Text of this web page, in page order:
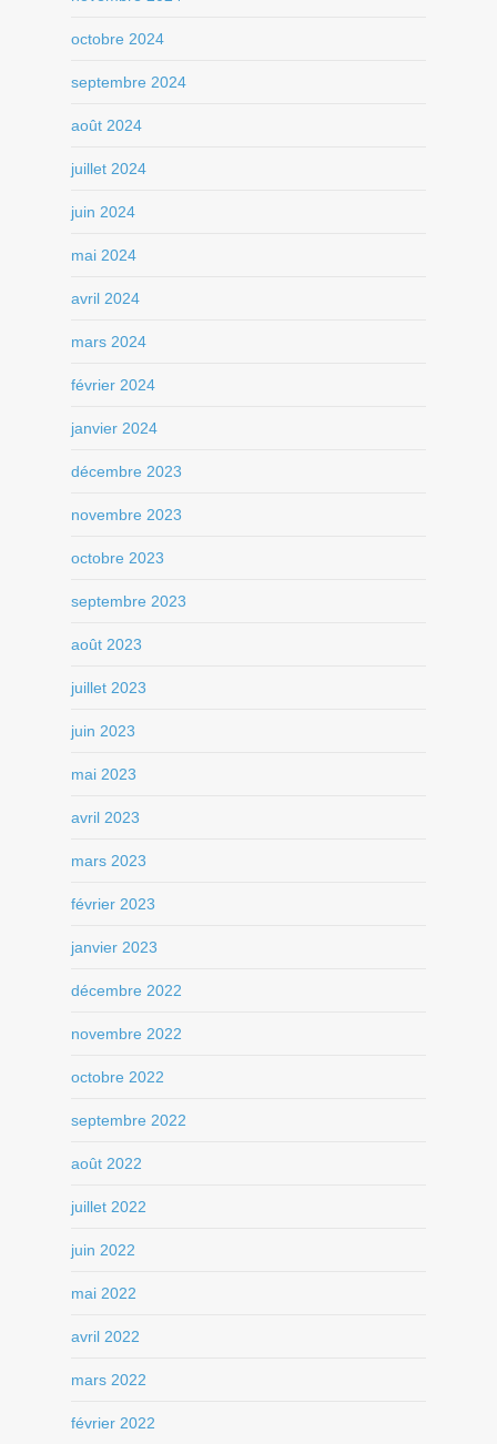
octobre 2024
septembre 2024
août 2024
juillet 2024
juin 2024
mai 2024
avril 2024
mars 2024
février 2024
janvier 2024
décembre 2023
novembre 2023
octobre 2023
septembre 2023
août 2023
juillet 2023
juin 2023
mai 2023
avril 2023
mars 2023
février 2023
janvier 2023
décembre 2022
novembre 2022
octobre 2022
septembre 2022
août 2022
juillet 2022
juin 2022
mai 2022
avril 2022
mars 2022
février 2022